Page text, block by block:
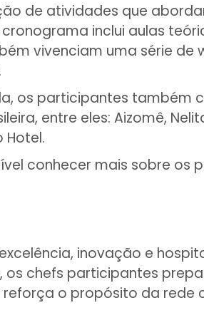
de atividades que
inclui aulas
vivenciam uma série de
os participantes também
entre eles: Aizomê,
Hotel.
conhecer mais sobre os
inovação e
os chefs participantes
o propósito da rede